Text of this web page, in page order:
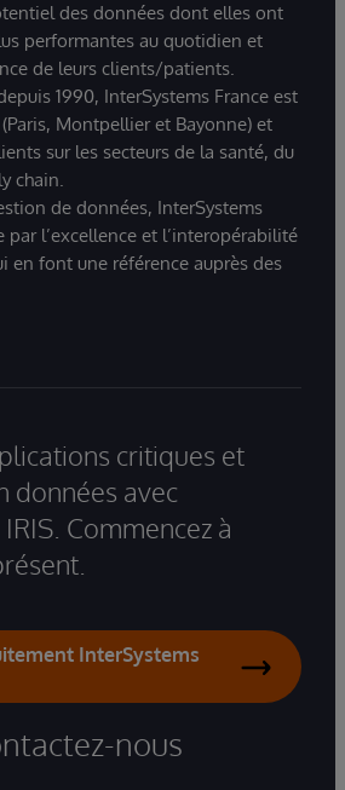
des données dont elles ont
performantes au quotidien et
de leurs clients/patients.
1990, InterSystems France est
Montpellier et Bayonne) et
sur les secteurs de la santé, du
chain.
de données, InterSystems
par l’excellence et l’interopérabilité
en font une référence auprès des
critiques et
données avec
Commencez à
InterSystems
nous